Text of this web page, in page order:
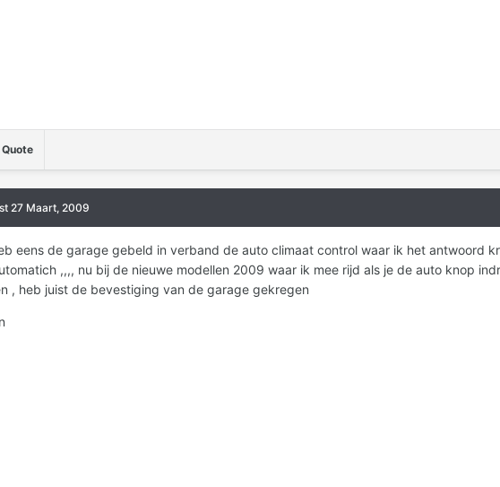
Quote
27 Maart, 2009
eens de garage gebeld in verband de auto climaat control waar ik het antwoord
,,,, nu bij de nieuwe modellen 2009 waar ik mee rijd als je de auto knop
, heb juist de bevestiging van de garage gekregen